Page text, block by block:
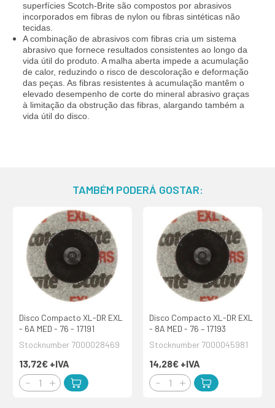
superfícies Scotch-Brite são compostos por abrasivos
incorporados em fibras de nylon ou fibras sintéticas não
tecidas.
A combinação de abrasivos com fibras cria um sistema
abrasivo que fornece resultados consistentes ao longo da
vida útil do produto. A malha aberta impede a acumulação
de calor, reduzindo o risco de descoloração e deformação
das peças. As fibras resistentes à acumulação mantêm o
elevado desempenho de corte do mineral abrasivo graças
à limitação da obstrução das fibras, alargando também a
vida útil do disco.
TAMBÉM PODERÁ GOSTAR:
Disco Compacto XL-DR EXL
- 6A MED - 76 - 17191
Stocknumber 7000028469
13,72€ +IVA
Disco Compacto XL-DR EXL
- 8A MED - 76 – 17193
Stocknumber 7000045981
14,28€ +IVA